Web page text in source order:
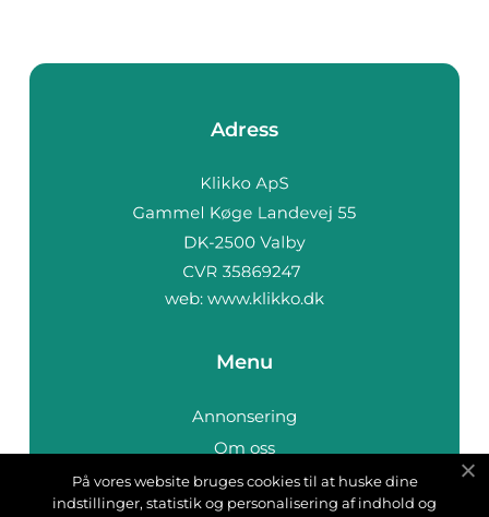
Adress
web: www.klikko.dk
Menu
Annonsering
Om oss
Cookies
Kontakta oss
På vores website bruges cookies til at huske dine
indstillinger, statistik og personalisering af indhold og